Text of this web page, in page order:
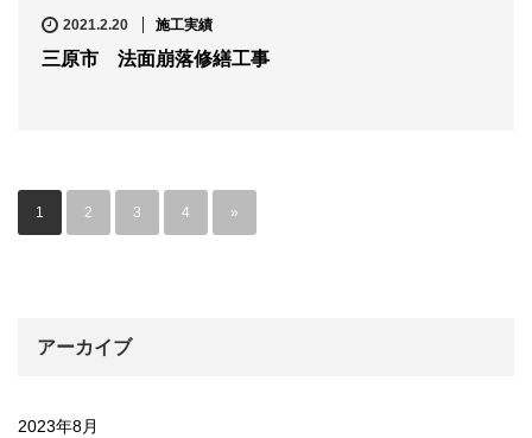
2021.2.20 施工実績
三原市 法面崩落修繕工事
1 2 3 4 »
アーカイブ
2023年8月